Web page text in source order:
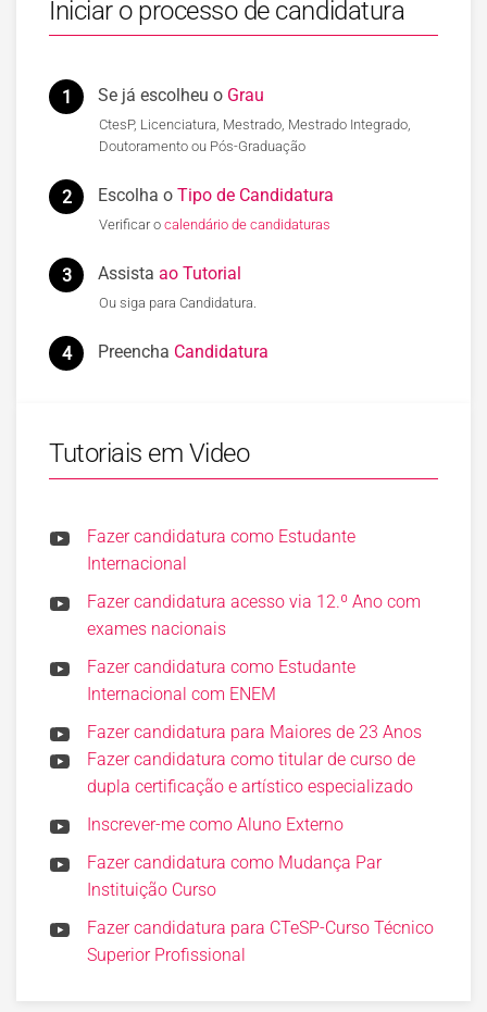
Iniciar o processo de candidatura
1 Se já escolheu o Grau
CtesP, Licenciatura, Mestrado, Mestrado Integrado,
Doutoramento ou Pós-Graduação
2 Escolha o Tipo de Candidatura
Verificar o calendário de candidaturas
3 Assista ao Tutorial
Ou siga para Candidatura.
4 Preencha Candidatura
Tutoriais em Video
Fazer candidatura como Estudante
Internacional
Fazer candidatura acesso via 12.º Ano com
exames nacionais
Fazer candidatura como Estudante
Internacional com ENEM
Fazer candidatura para Maiores de 23 Anos
Fazer candidatura como titular de curso de
dupla certificação e artístico especializado
Inscrever-me como Aluno Externo
Fazer candidatura como Mudança Par
Instituição Curso
Fazer candidatura para CTeSP-Curso Técnico
Superior Profissional